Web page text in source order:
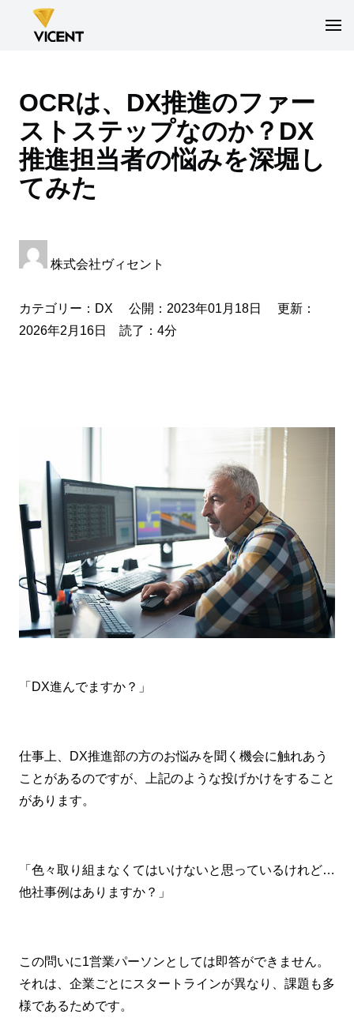
OCRは、DX推進のファー
ストステップなのか？DX
推進担当者の悩みを深堀し
てみた
株式会社ヴィセント
カテゴリー： DX 公開：2023年01月18日 更新：
2026年2月16日 読了：4分
「DX進んでますか？」
仕事上、DX推進部の方のお悩みを聞く機会に触れあう
ことがあるのですが、上記のような投げかけをすること
があります。
「色々取り組まなくてはいけないと思っているけれど…
他社事例はありますか？」
この問いに1営業パーソンとしては即答ができません。
それは、企業ごとにスタートラインが異なり、課題も多
様であるためです。